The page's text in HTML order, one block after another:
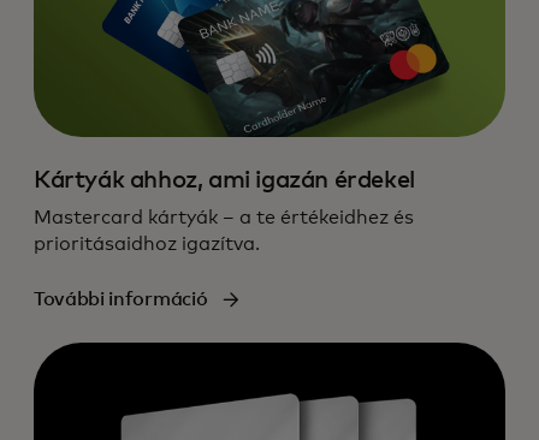
Kártyák ahhoz, ami igazán érdekel
Mastercard kártyák – a te értékeidhez és
prioritásaidhoz igazítva.
További információ